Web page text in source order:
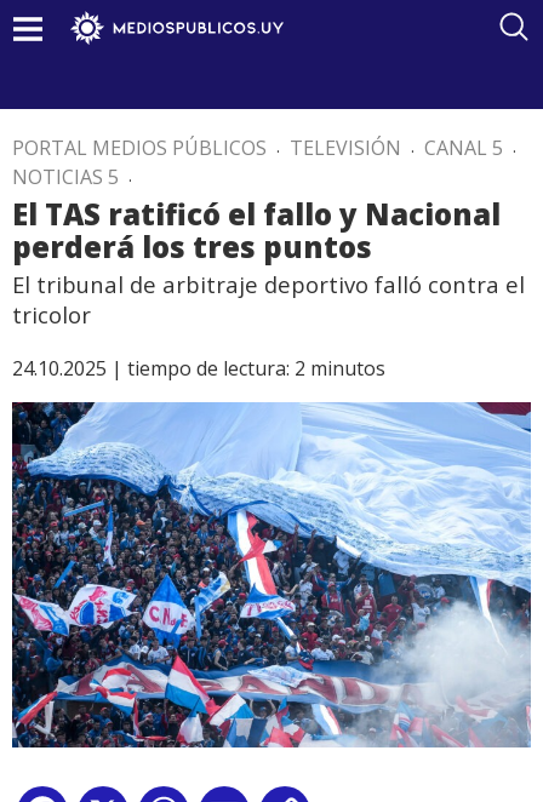
PORTAL MEDIOS PÚBLICOS . TELEVISIÓN . CANAL 5 .
NOTICIAS 5 .
El TAS ratificó el fallo y Nacional
perderá los tres puntos
El tribunal de arbitraje deportivo falló contra el
tricolor
24.10.2025 | tiempo de lectura: 2 minutos